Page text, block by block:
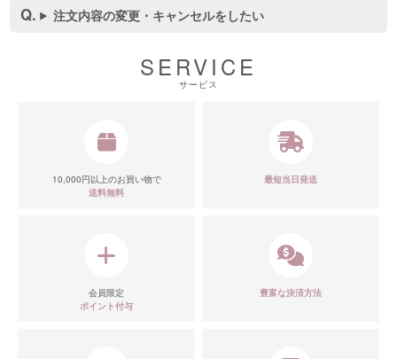
注文内容の変更・キャンセルをしたい
SERVICE
サービス
10,000円以上のお買い物で
送料無料
最短当日発送
会員限定
ポイント付与
豊富な決済方法